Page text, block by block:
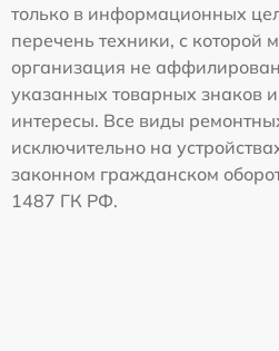
только в информационных
перечень техники, с
организация не
указанных товарных знаков
интересы. Все виды
исключительно на
законном гражданском
1487 ГК РФ.